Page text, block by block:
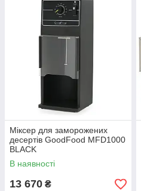
Міксер для заморожених
десертів GoodFood MFD1000
BLACK
В наявності
13 670 ₴